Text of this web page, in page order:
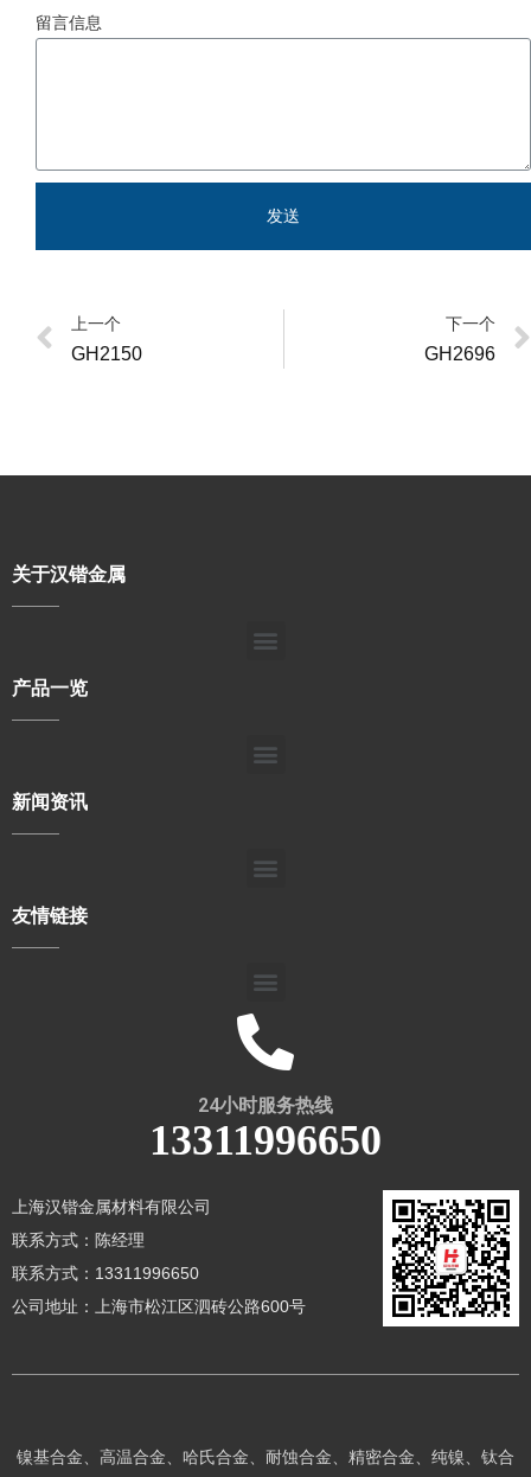
留言信息
发送
上一个
GH2150
下一个
GH2696
关于汉锴金属
产品一览
新闻资讯
友情链接
24小时服务热线
13311996650
上海汉锴金属材料有限公司
联系方式：陈经理
联系方式：13311996650
公司地址：上海市松江区泗砖公路600号
镍基合金、高温合金、哈氏合金、耐蚀合金、精密合金、纯镍、钛合